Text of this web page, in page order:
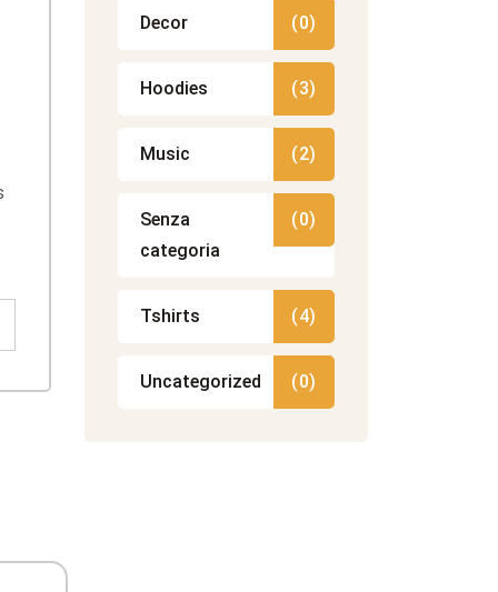
Decor (0)
Hoodies (3)
Music (2)
Senza
categoria
(0)
Tshirts (4)
Uncategorized (0)